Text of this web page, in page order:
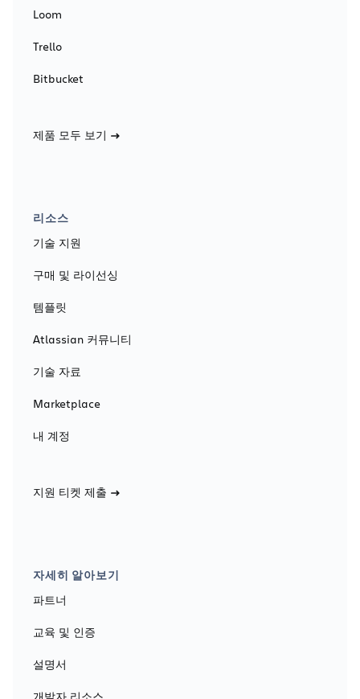
Loom
Trello
Bitbucket
제품 모두 보기
리소스
기술 지원
구매 및 라이선싱
템플릿
Atlassian 커뮤니티
기술 자료
Marketplace
내 계정
지원 티켓 제출
자세히 알아보기
파트너
교육 및 인증
설명서